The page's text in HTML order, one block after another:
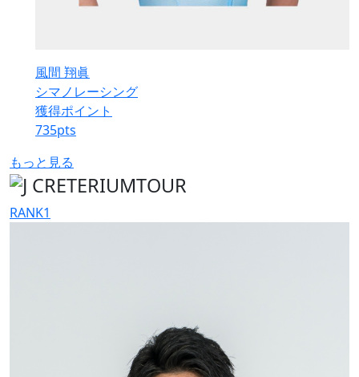
風間 翔眞
シマノレーシング
獲得ポイント
735pts
もっと見る
RANK1